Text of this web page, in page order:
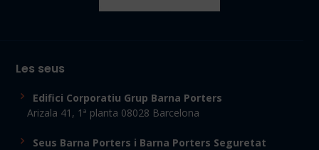
Les seus
Edifici Corporatiu Grup Barna Porters
Arizala 41, 1ª planta 08028 Barcelona
Seus Barna Porters i Barna Porters Seguretat